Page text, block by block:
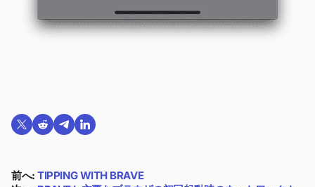
Twitterで共有する
Reddit で共有
Telegramで共有
LinkedInで共有
前へ:TIPPING WITH BRAVE